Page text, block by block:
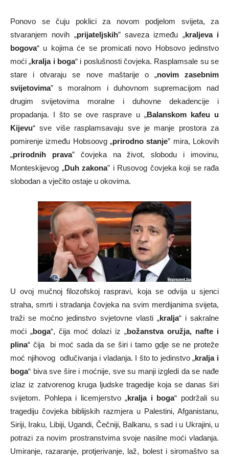
Ponovo se čuju poklici za novom podjelom svijeta, za
stvaranjem novih „prijateljskih” saveza između „kraljeva i
bogova“ u kojima će se promicati novo Hobsovo jedinstvo
moći „kralja i boga“ i poslušnosti čovjeka. Rasplamsale su se
stare i otvaraju se nove maštarije o „novim zasebnim
svijetovima” s moralnom i duhovnom supremacijom nad
drugim svijetovima moralne i duhovne dekadencije i
propadanja. I što se ove rasprave u „Balanskom kafeu u
Kijevu“ sve više rasplamsavaju sve je manje prostora za
pomirenje između Hobsoovg „prirodno stanje” mira, Lokovih
„prirodnih prava” čovjeka na život, slobodu i imovinu,
Monteskijevog „Duh zakona” i Rusovog čovjeka koji se rađa
slobodan a vječito ostaje u okovima.
U ovoj mučnoj filozofskoj raspravi, koja se odvija u sjenci
straha, smrti i stradanja čovjeka na svim merdijanima svijeta,
traži se moćno jedinstvo svjetovne vlasti „kralja“ i sakralne
moći „boga“, čija moć dolazi iz „božanstva oružja, nafte i
plina“ čija bi moć sada da se širi i tamo gdje se ne proteže
moć njihovog odlučivanja i vladanja. I što to jedinstvo „kralja i
boga“ biva sve šire i moćnije, sve su manji izgledi da se nađe
izlaz iz zatvorenog kruga ljudske tragedije koja se danas širi
svijetom. Pohlepa i licemjerstvo „kralja i boga“ podržali su
tragediju čovjeka biblijskih razmjera u Palestini, Afganistanu,
Siriji, Iraku, Libiji, Ugandi, Čečniji, Balkanu, s sad i u Ukrajini, u
potrazi za novim prostranstvima svoje nasilne moći vladanja.
Umiranje, razaranje, protjerivanje, laž, bolest i siromaštvo sa